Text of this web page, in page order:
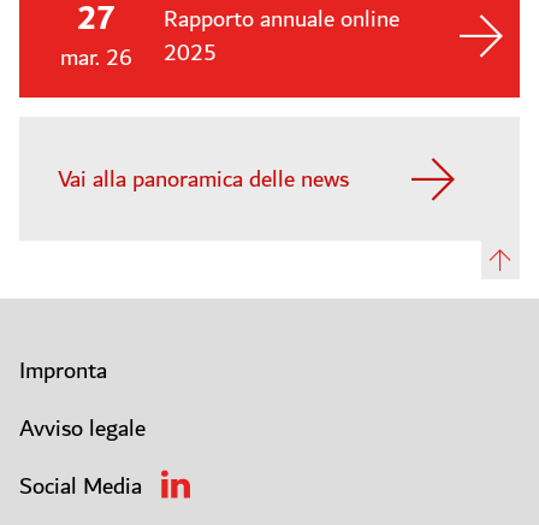
27
mar. 26
Rapporto annuale online
2025
Vai alla panoramica delle news
Impronta
Avviso legale
Social Media